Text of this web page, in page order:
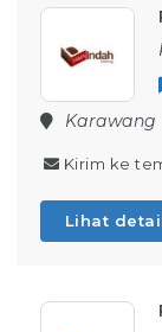
Karawang
Kirim ke
Lihat